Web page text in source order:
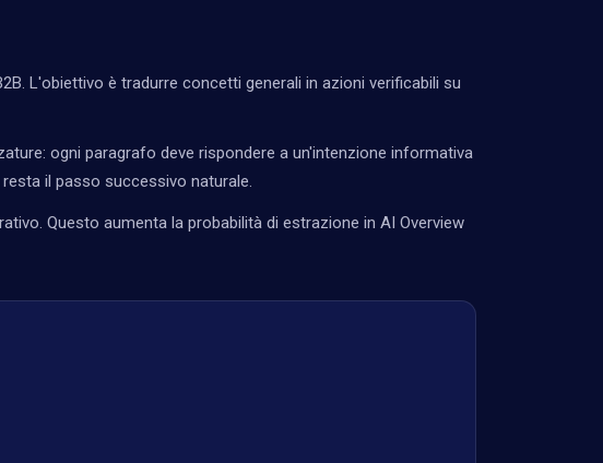
L'obiettivo è tradurre concetti generali in azioni verificabili su
ogni paragrafo deve rispondere a un'intenzione informativa
resta il passo successivo naturale.
Questo aumenta la probabilità di estrazione in AI Overview